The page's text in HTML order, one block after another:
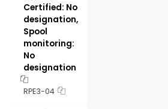
Certified: No
designation,
Spool
monitoring:
No
designation
RPE3-04